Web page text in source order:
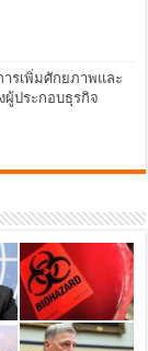
รเพิ่มศักยภาพและ
ประกอบธุรกิจ